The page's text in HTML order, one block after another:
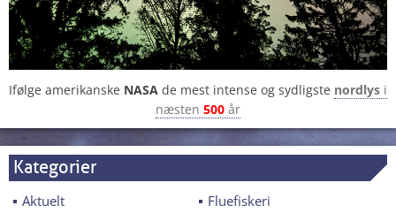
Ifølge amerikanske NASA de mest intense og sydligste nordlys i
næsten 500 år
Kategorier
Aktuelt
Fluefiskeri